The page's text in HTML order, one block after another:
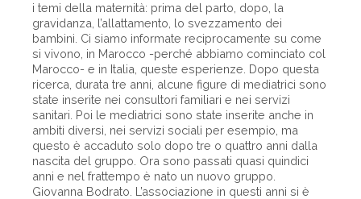
i temi della maternità: prima del parto, dopo, la
gravidanza, l’allattamento, lo svezzamento dei
bambini. Ci siamo informate reciprocamente su come
si vivono, in Marocco -perché abbiamo cominciato col
Marocco- e in Italia, queste esperienze. Dopo questa
ricerca, durata tre anni, alcune figure di mediatrici sono
state inserite nei consultori familiari e nei servizi
sanitari. Poi le mediatrici sono state inserite anche in
ambiti diversi, nei servizi sociali per esempio, ma
questo è accaduto solo dopo tre o quattro anni dalla
nascita del gruppo. Ora sono passati quasi quindici
anni e nel frattempo è nato un nuovo gruppo.
Giovanna Bodrato. L’associazione in questi anni si è